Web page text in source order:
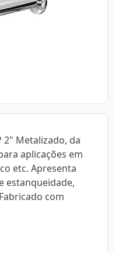
2" Metalizado, da
aplicações em
etc. Apresenta
estanqueidade,
com